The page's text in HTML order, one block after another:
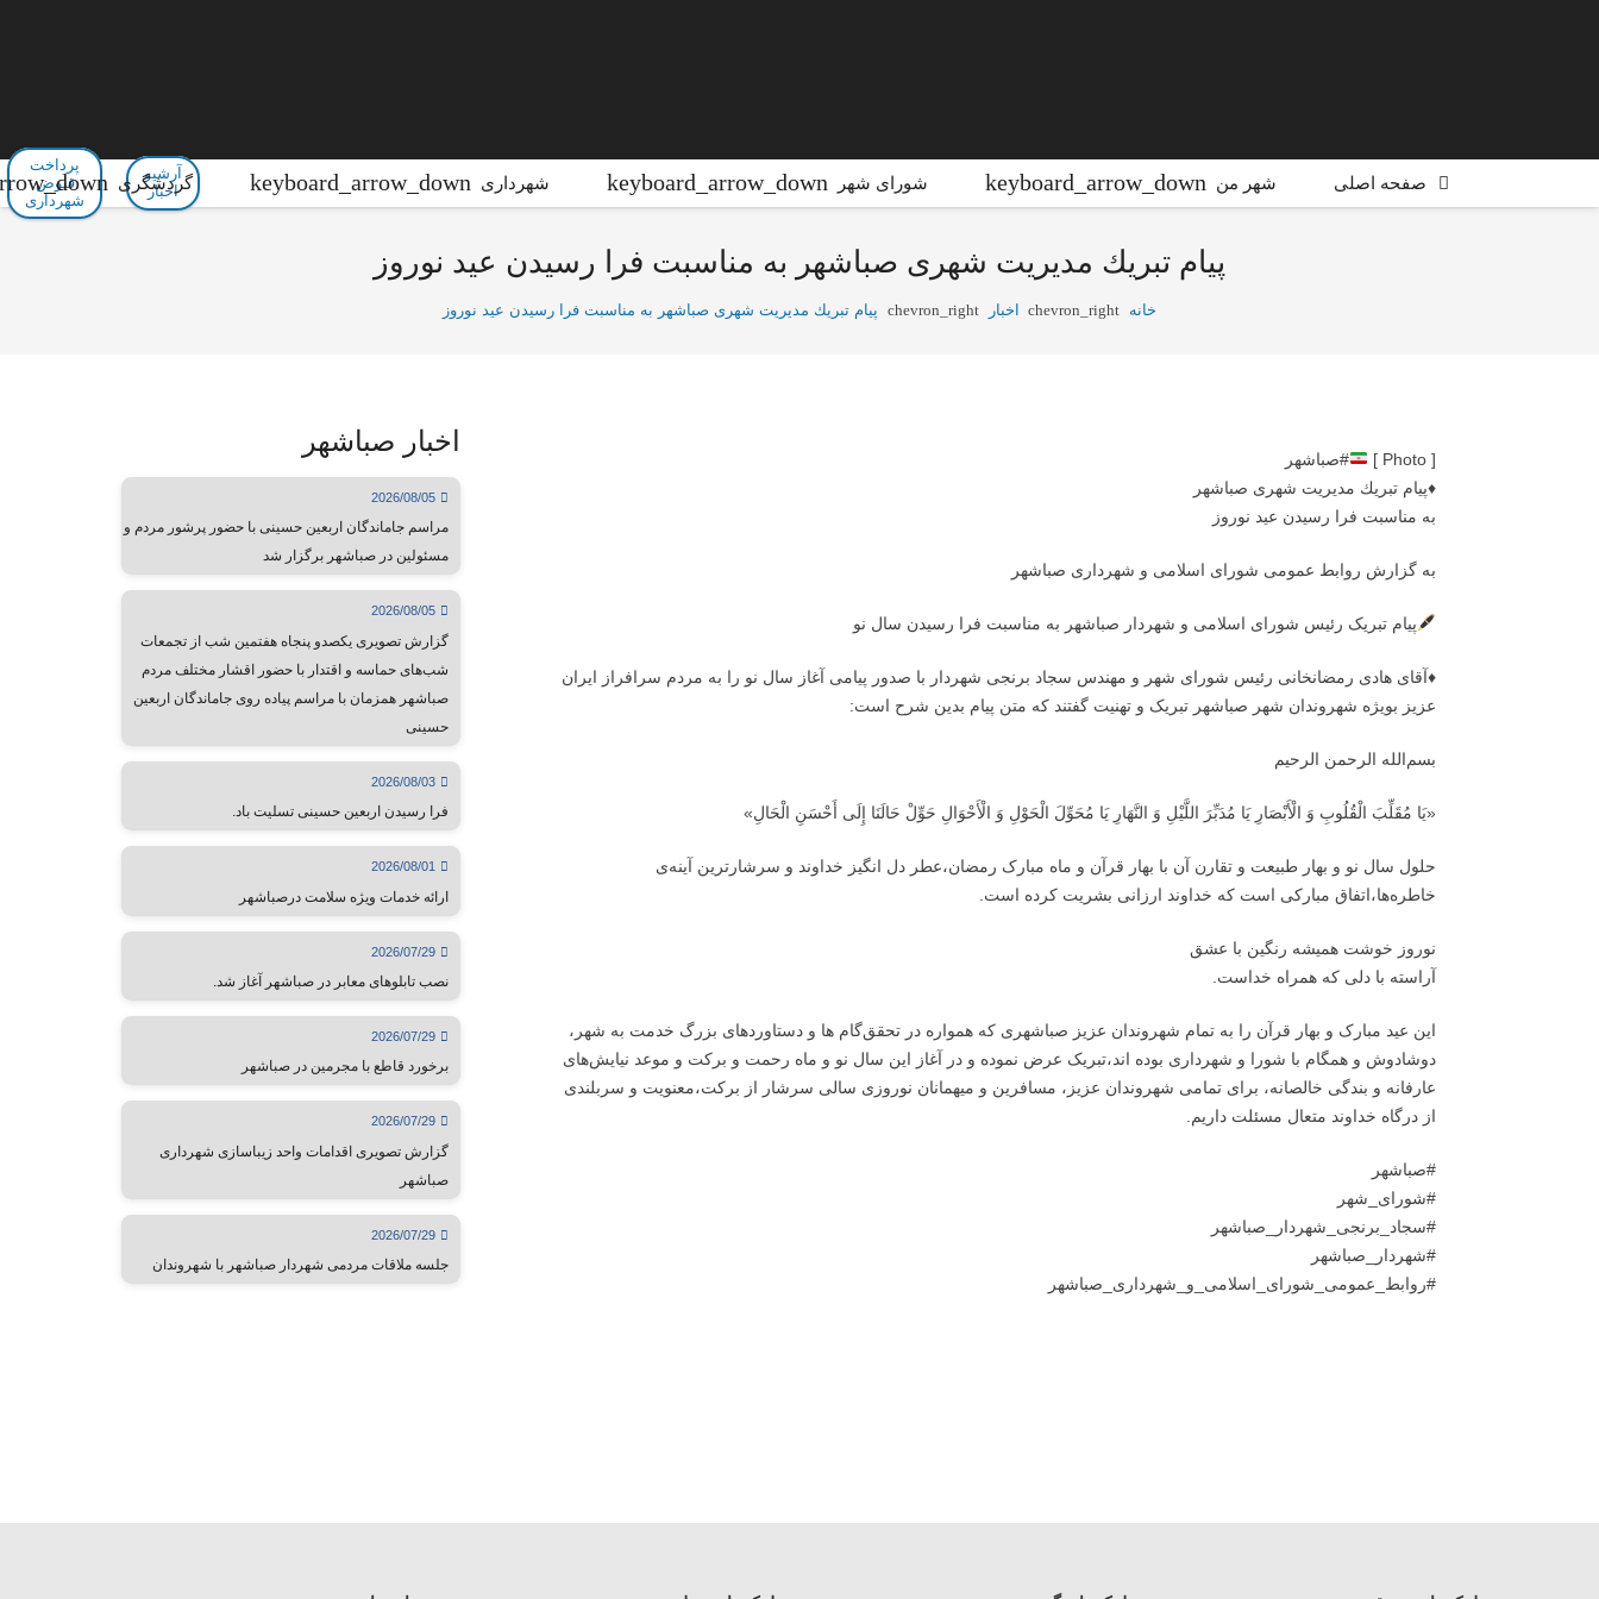
صفحه اصلی شهر من شورای شهر شهرداری گردشگری
آرشیو
اخبار
پرداخت
قبوض
شهرداری
پیام تبریك مدیریت شهری صباشهر به مناسبت فرا رسیدن عید نوروز
خانه chevron_right اخبار chevron_right پیام تبریك مدیریت شهری صباشهر به مناسبت فرا رسیدن عید نوروز
[ Photo ]
#صباشهر
♦️پیام تبریك مدیریت شهری صباشهر
به مناسبت فرا رسیدن عید نوروز
به گزارش روابط عمومی شورای اسلامی و شهرداری صباشهر
پیام تبریک رئیس شورای اسلامی و شهردار صباشهر به مناسبت فرا رسیدن سال نو
♦️آقای هادی رمضانخانی رئیس شورای شهر و مهندس سجاد برنجی شهردار با صدور پیامی آغاز سال نو را به مردم سرافراز ایران
عزیز بویژه شهروندان شهر صباشهر تبریک و تهنیت گفتند که متن پیام بدین شرح است:
بسم‌الله الرحمن الرحیم
«یَا مُقَلِّبَ الْقُلُوبِ وَ الْأَبْصَارِ یَا مُدَبِّرَ اللَّیْلِ وَ النَّهَارِ یَا مُحَوِّلَ الْحَوْلِ وَ الْأَحْوَالِ حَوِّلْ حَالَنَا إِلَی أَحْسَنِ الْحَالِ»
حلول سال نو و بهار طبیعت و تقارن آن با بهار قرآن و ماه مبارک رمضان،عطر دل انگیز خداوند و سرشارترین آینه‌ی
خاطره‌ها،اتفاق مبارکی است که خداوند ارزانی بشریت کرده است.
نوروز خوشت همیشه رنگین با عشق
آراسته با دلی که همراه خداست.
این عید مبارک و بهار قرآن را به تمام شهروندان عزیز صباشهری که همواره در تحققﮔﺎم ﻫﺎ و دستاوردهای بزرگ خدمت به شهر،
دوشادوش و همگام با شورا و شهرداری بوده اند،تبریک عرض نموده و در آغاز این سال نو و ماه رحمت و برکت و موعد نیایش‌های
عارفانه و بندگی خالصانه، برای تمامی شهروندان عزیز، مسافرین و میهمانان نوروزی سالی سرشار از برکت،معنویت و سربلندی
از درگاه خداوند متعال مسئلت داریم.
#صباشهر
#شورای_شهر
#سجاد_برنجی_شهردار_صباشهر
#شهردار_صباشهر
#روابط_عمومی_شورای_اسلامی_و_شهرداری_صباشهر
اخبار صباشهر
2026/08/05
مراسم جاماندگان اربعین حسینی با حضور پرشور مردم و
مسئولین در صباشهر برگزار شد
2026/08/05
گزارش تصویری یکصدو پنجاه هفتمین شب از تجمعات
شب‌های حماسه و اقتدار با حضور اقشار مختلف مردم
صباشهر همزمان با مراسم پیاده روی جاماندگان اربعین
حسینی
2026/08/03
فرا رسیدن اربعین حسینی تسلیت باد.
2026/08/01
ارائه خدمات ویژه سلامت درصباشهر
2026/07/29
نصب تابلوهای معابر در صباشهر آغاز شد.
2026/07/29
برخورد قاطع با مجرمین در صباشهر
2026/07/29
گزارش تصویری اقدامات واحد زیباسازی شهرداری
صباشهر
2026/07/29
جلسه ملاقات مردمی شهردار صباشهر با شهروندان